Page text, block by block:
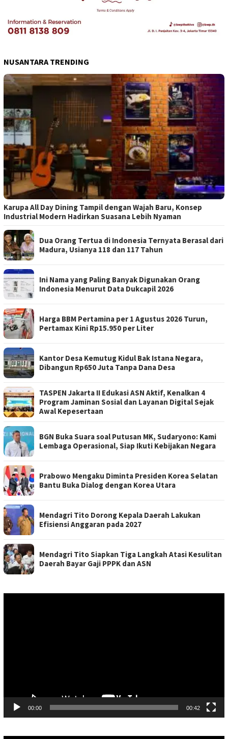
NUSANTARA TRENDING
Karupa All Day Dining Tampil dengan Wajah Baru, Konsep
Industrial Modern Hadirkan Suasana Lebih Nyaman
Dua Orang Tertua di Indonesia Ternyata Berasal dari
Madura, Usianya 118 dan 117 Tahun
Ini Nama yang Paling Banyak Digunakan Orang
Indonesia Menurut Data Dukcapil 2026
Harga BBM Pertamina per 1 Agustus 2026 Turun,
Pertamax Kini Rp15.950 per Liter
Kantor Desa Kemutug Kidul Bak Istana Negara,
Dibangun Rp650 Juta Tanpa Dana Desa
TASPEN Jakarta II Edukasi ASN Aktif, Kenalkan 4
Program Jaminan Sosial dan Layanan Digital Sejak
Awal Kepesertaan
BGN Buka Suara soal Putusan MK, Sudaryono: Kami
Lembaga Operasional, Siap Ikuti Kebijakan Negara
Prabowo Mengaku Diminta Presiden Korea Selatan
Bantu Buka Dialog dengan Korea Utara
Mendagri Tito Dorong Kepala Daerah Lakukan
Efisiensi Anggaran pada 2027
Mendagri Tito Siapkan Tiga Langkah Atasi Kesulitan
Daerah Bayar Gaji PPPK dan ASN
00:00 00:42